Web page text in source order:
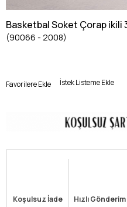
Basketbal Soket Çorap ikili
(90066 - 2008)
Favorilere Ekle İstek Listeme Ekle
Koşulsuz İade Hızlı Gönderim